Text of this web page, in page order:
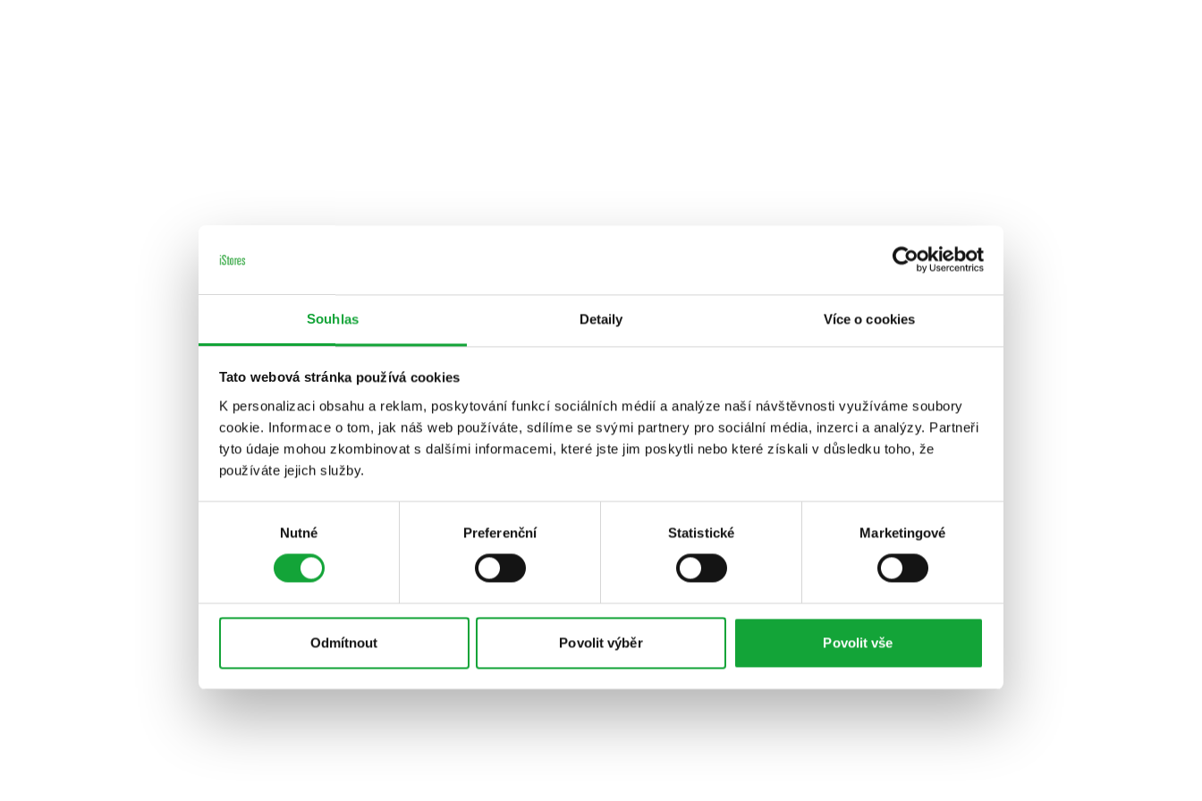
Souhlas Detaily Více o cookies
Tato webová stránka používá cookies
K personalizaci obsahu a reklam, poskytování funkcí sociálních médií a analýze naší návštěvnosti využíváme soubory
cookie. Informace o tom, jak náš web používáte, sdílíme se svými partnery pro sociální média, inzerci a analýzy. Partneři
tyto údaje mohou zkombinovat s dalšími informacemi, které jste jim poskytli nebo které získali v důsledku toho, že
používáte jejich služby.
Nutné Preferenční Statistické Marketingové
Odmítnout Povolit výběr Povolit vše